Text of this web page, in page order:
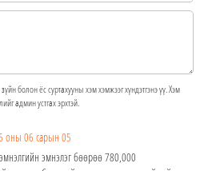
болон ёс суртахууны хэм хэмжээг хүндэтгэнэ үү. Хэм
админ устгах эрхтэй.
оны 06 сарын 05
эмнэлэг бөөрөө 780,000